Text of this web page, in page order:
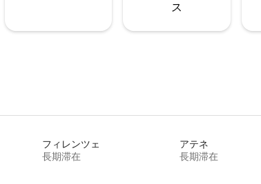
ス
フィレンツェ
長期滞在
アテネ
長期滞在